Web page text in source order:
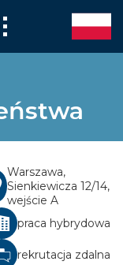
Warszawa,
Sienkiewicza 12/14,
wejście A
praca hybrydowa
rekrutacja zdalna